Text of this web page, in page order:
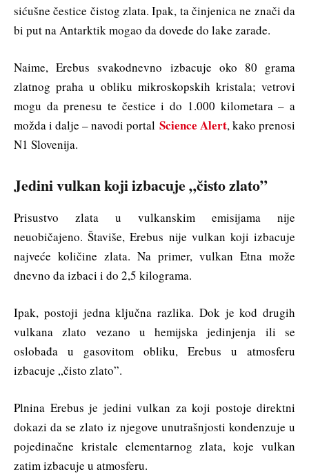
sićušne čestice čistog zlata. Ipak, ta činjenica ne znači da
bi put na Antarktik mogao da dovede do lake zarade.
Naime, Erebus svakodnevno izbacuje oko 80 grama
zlatnog praha u obliku mikroskopskih kristala; vetrovi
mogu da prenesu te čestice i do 1.000 kilometara – a
možda i dalje – navodi portal Science Alert, kako prenosi
N1 Slovenija.
Jedini vulkan koji izbacuje „čisto zlato”
Prisustvo zlata u vulkanskim emisijama nije
neuobičajeno. Štaviše, Erebus nije vulkan koji izbacuje
najveće količine zlata. Na primer, vulkan Etna može
dnevno da izbaci i do 2,5 kilograma.
Ipak, postoji jedna ključna razlika. Dok je kod drugih
vulkana zlato vezano u hemijska jedinjenja ili se
oslobađa u gasovitom obliku, Erebus u atmosferu
izbacuje „čisto zlato”.
Plnina Erebus je jedini vulkan za koji postoje direktni
dokazi da se zlato iz njegove unutrašnjosti kondenzuje u
pojedinačne kristale elementarnog zlata, koje vulkan
zatim izbacuje u atmosferu.